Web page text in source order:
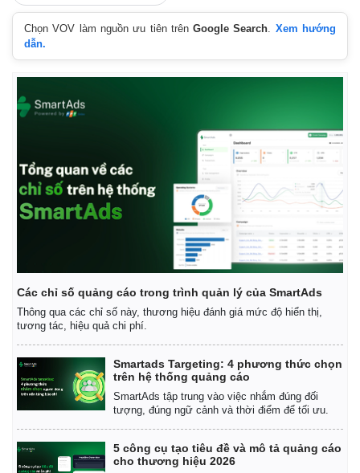
Kinh tế
Bất động sản
Khởi nghiệp
Thị trường
Giá vàng
Tiêu dùng
Tỷ giá
Chứng khoán
Giá cà phê
Chọn VOV làm nguồn ưu tiên trênGoogle Search. Xem hướng
dẫn.
Các chỉ số quảng cáo trong trình quản lý của SmartAds
Thông qua các chỉ số này, thương hiệu đánh giá mức độ hiển thị,
tương tác, hiệu quả chi phí.
Smartads Targeting: 4 phương thức chọn
trên hệ thống quảng cáo
SmartAds tập trung vào việc nhắm đúng đối
tượng, đúng ngữ cảnh và thời điểm để tối ưu.
5 công cụ tạo tiêu đề và mô tả quảng cáo
cho thương hiệu 2026